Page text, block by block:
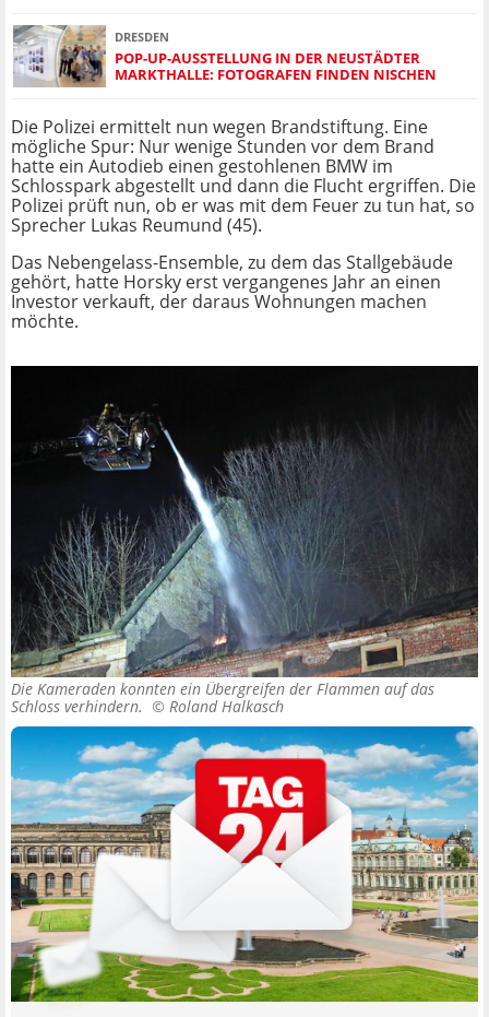
DRESDEN
POP-UP-AUSSTELLUNG IN DER NEUSTÄDTER
MARKTHALLE: FOTOGRAFEN FINDEN NISCHEN
Die Polizei ermittelt nun wegen Brandstiftung. Eine
mögliche Spur: Nur wenige Stunden vor dem Brand
hatte ein Autodieb einen gestohlenen BMW im
Schlosspark abgestellt und dann die Flucht ergriffen. Die
Polizei prüft nun, ob er was mit dem Feuer zu tun hat, so
Sprecher Lukas Reumund (45).
Das Nebengelass-Ensemble, zu dem das Stallgebäude
gehört, hatte Horsky erst vergangenes Jahr an einen
Investor verkauft, der daraus Wohnungen machen
möchte.
Die Kameraden konnten ein Übergreifen der Flammen auf das
Schloss verhindern. © Roland Halkasch